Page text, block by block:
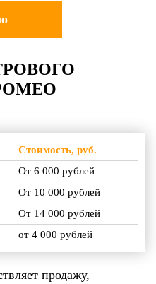
Стоимость, руб.
От 6 000 рублей
От 10 000 рублей
От 14 000 рублей
от 4 000 рублей
продажу,